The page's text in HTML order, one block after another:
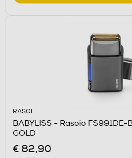
RASOI
BABYLISS - Rasoio FS991DE-
GOLD
€ 82,90